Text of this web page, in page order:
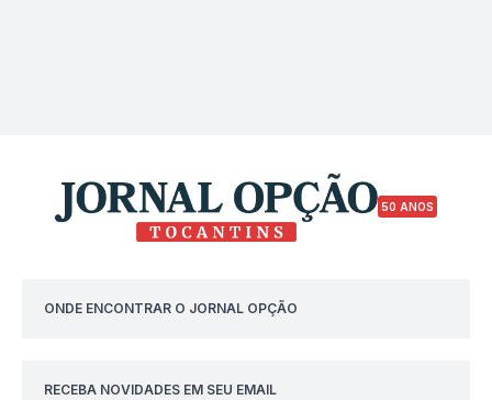
50 ANOS
ONDE ENCONTRAR O JORNAL OPÇÃO
RECEBA NOVIDADES EM SEU EMAIL